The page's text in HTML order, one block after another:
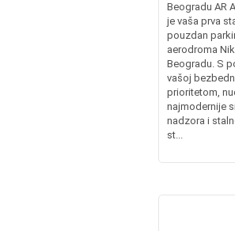
Beogradu AR
je vaša prva
pouzdan
aerodroma
Beogradu. S
vašoj
prioritetom,
najmodernije
nadzora i
st...